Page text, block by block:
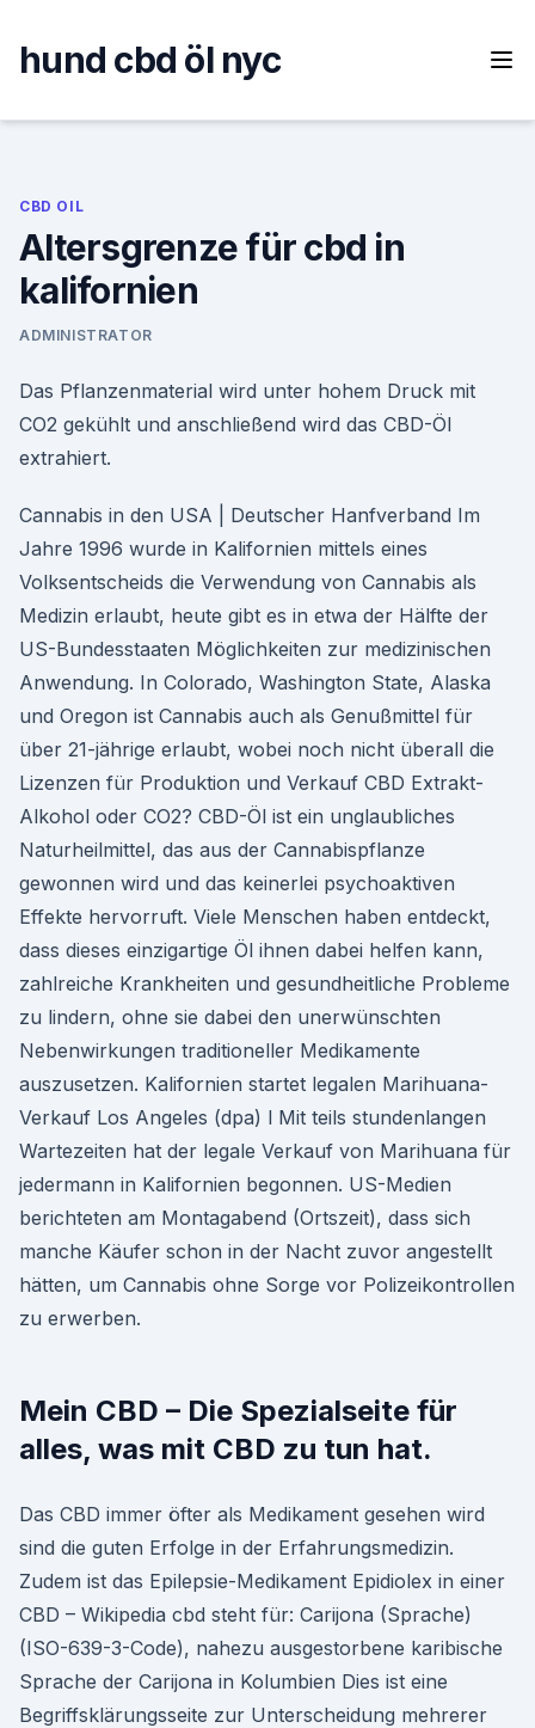
content
hund cbd öl nyc
CBD OIL
Altersgrenze für cbd in
kalifornien
ADMINISTRATOR
Das Pflanzenmaterial wird unter hohem Druck mit
CO2 gekühlt und anschließend wird das CBD-Öl
extrahiert.
Cannabis in den USA | Deutscher Hanfverband Im
Jahre 1996 wurde in Kalifornien mittels eines
Volksentscheids die Verwendung von Cannabis als
Medizin erlaubt, heute gibt es in etwa der Hälfte der
US-Bundesstaaten Möglichkeiten zur medizinischen
Anwendung. In Colorado, Washington State, Alaska
und Oregon ist Cannabis auch als Genußmittel für
über 21-jährige erlaubt, wobei noch nicht überall die
Lizenzen für Produktion und Verkauf CBD Extrakt-
Alkohol oder CO2? CBD-Öl ist ein unglaubliches
Naturheilmittel, das aus der Cannabispflanze
gewonnen wird und das keinerlei psychoaktiven
Effekte hervorruft. Viele Menschen haben entdeckt,
dass dieses einzigartige Öl ihnen dabei helfen kann,
zahlreiche Krankheiten und gesundheitliche Probleme
zu lindern, ohne sie dabei den unerwünschten
Nebenwirkungen traditioneller Medikamente
auszusetzen. Kalifornien startet legalen Marihuana-
Verkauf Los Angeles (dpa) l Mit teils stundenlangen
Wartezeiten hat der legale Verkauf von Marihuana für
jedermann in Kalifornien begonnen. US-Medien
berichteten am Montagabend (Ortszeit), dass sich
manche Käufer schon in der Nacht zuvor angestellt
hätten, um Cannabis ohne Sorge vor Polizeikontrollen
zu erwerben.
Mein CBD – Die Spezialseite für
alles, was mit CBD zu tun hat.
Das CBD immer öfter als Medikament gesehen wird
sind die guten Erfolge in der Erfahrungsmedizin.
Zudem ist das Epilepsie-Medikament Epidiolex in einer
CBD – Wikipedia cbd steht für: Carijona (Sprache)
(ISO-639-3-Code), nahezu ausgestorbene karibische
Sprache der Carijona in Kolumbien Dies ist eine
Begriffsklärungsseite zur Unterscheidung mehrerer